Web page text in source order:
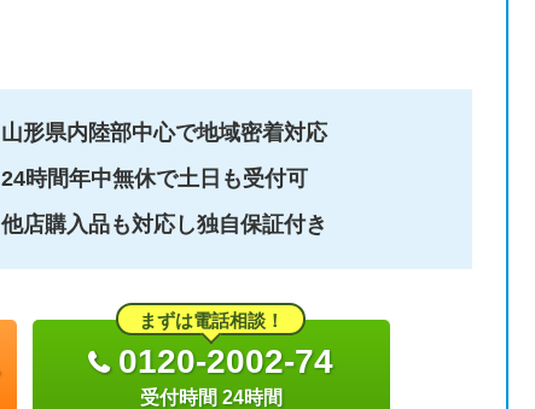
山形県内陸部中心で地域密着対応
24時間年中無休で土日も受付可
他店購入品も対応し独自保証付き
まずは電話相談！
0120-2002-74
受付時間 24時間